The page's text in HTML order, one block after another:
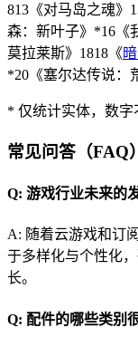
813《对马岛之魂》
森：新叶子》*16《
莫拉莱斯》1818《
*20《塞尔达传说：
* 仅统计实体，数字
常见问答（FAQ）
Q: 游戏行业未来的
A: 随着云游戏和订
于多样化与个性化
长。
Q: 配件的哪些类别